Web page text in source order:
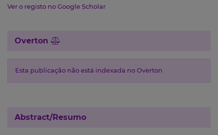
Ver o registo no Google Scholar
Overton
Esta publicação não está indexada no Overton
Abstract/Resumo